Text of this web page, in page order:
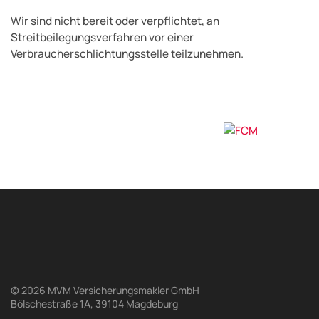
Wir sind nicht bereit oder verpflichtet, an
Streitbeilegungsverfahren vor einer
Verbraucherschlichtungsstelle teilzunehmen.
© 2026 MVM Versicherungsmakler GmbH
Bölschestraße 1A, 39104 Magdeburg